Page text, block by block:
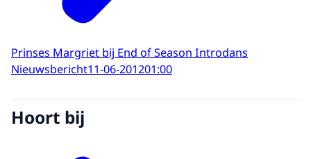
Prinses Margriet bij End of Season Introdans
Nieuwsbericht11-06-201201:00
Hoort bij